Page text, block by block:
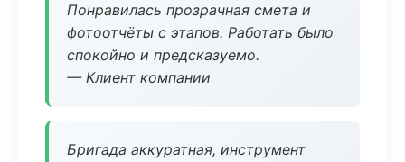
Понравилась прозрачная смета и
фотоотчёты с этапов. Работать было
спокойно и предсказуемо.
— Клиент компании
Бригада аккуратная, инструмент